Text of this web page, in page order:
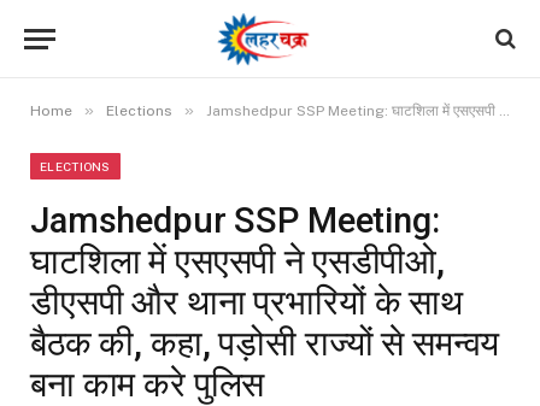
Home » Elections » Jamshedpur SSP Meeting: घाटशिला में एसएसपी ने एसडीपीओ, डीएसपी और थाना प्रभारियों के साथ बैठक की, कहा, पड़ोसी राज्यों से समन्वय बना काम करे पुलिस
ELECTIONS
Jamshedpur SSP Meeting:
घाटशिला में एसएसपी ने एसडीपीओ,
डीएसपी और थाना प्रभारियों के साथ
बैठक की, कहा, पड़ोसी राज्यों से समन्वय
बना काम करे पुलिस